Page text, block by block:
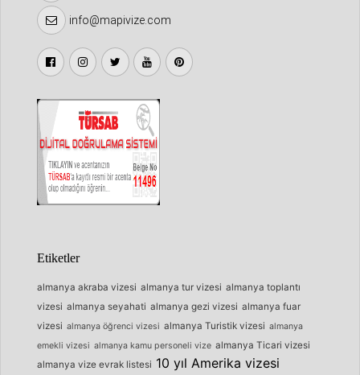
info@mapivize.com
Etiketler
almanya akraba vizesi almanya tur vizesi almanya toplantı
vizesi almanya seyahati almanya gezi vizesi almanya fuar
vizesi almanya öğrenci vizesi almanya Turistik vizesi almanya
emekli vizesi almanya kamu personeli vize almanya Ticari vizesi
almanya vize evrak listesi 10 yıl Amerika vizesi